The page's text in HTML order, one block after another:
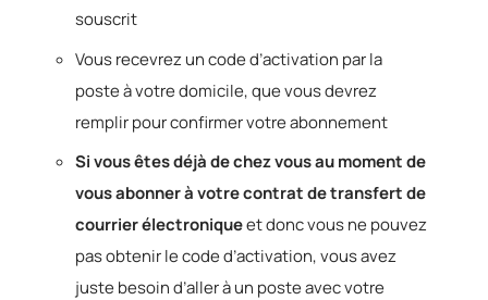
souscrit
Vous recevrez un code d’activation par la
poste à votre domicile, que vous devrez
remplir pour confirmer votre abonnement
Si vous êtes déjà de chez vous au moment de
vous abonner à votre contrat de transfert de
courrier électroniqueet donc vous ne pouvez
pas obtenir le code d’activation, vous avez
juste besoin d’aller à un poste avec votre